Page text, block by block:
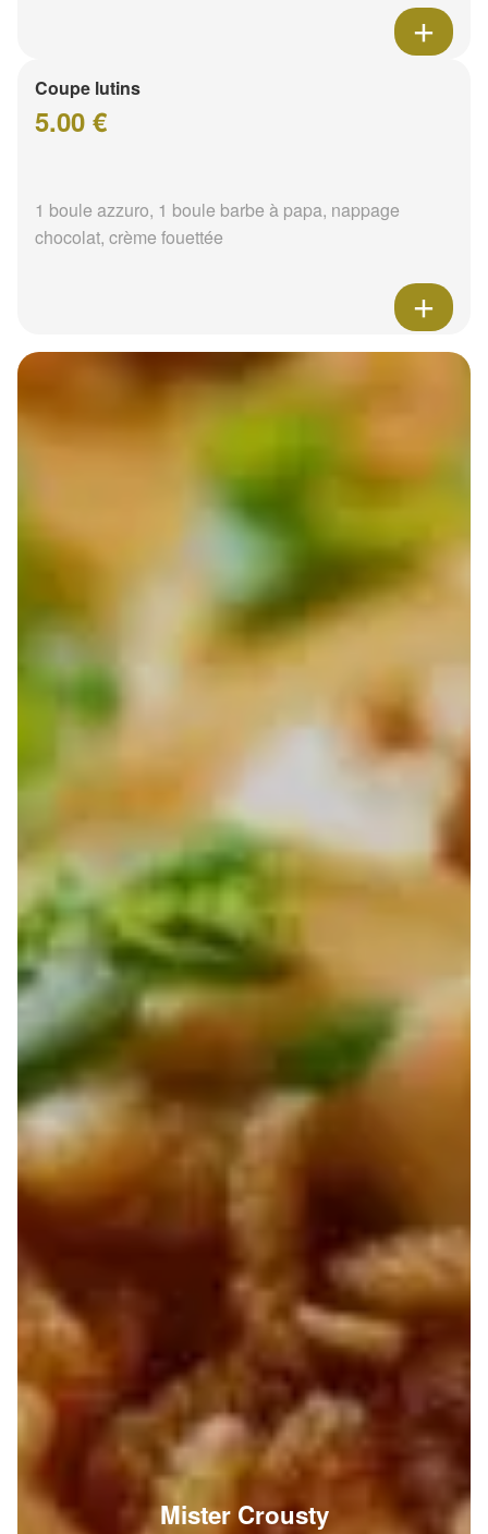
Coupe lutins
5.00 €
1 boule azzuro, 1 boule barbe à papa, nappage
chocolat, crème fouettée
Mister Crousty